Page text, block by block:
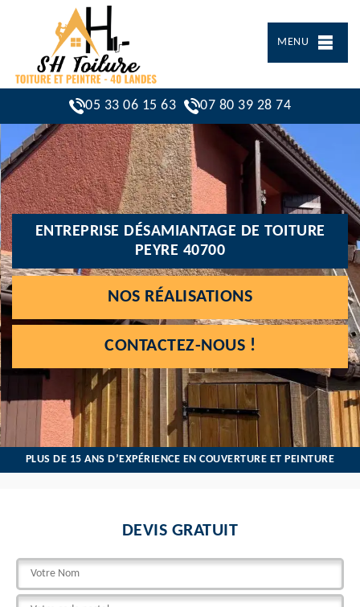
MENU
05 33 06 15 63 07 80 39 28 74
ENTREPRISE DÉSAMIANTAGE DE TOITURE
PEYRE 40700
NOS RÉALISATIONS
CONTACTEZ-NOUS !
PLUS DE 15 ANS D’EXPÉRIENCE EN COUVERTURE ET PEINTURE
DEVIS GRATUIT